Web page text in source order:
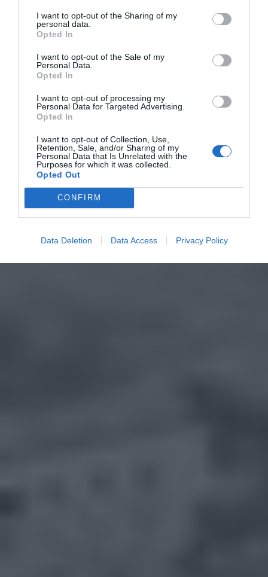
I want to opt-out of the Sharing of my
personal data.
Opted In
I want to opt-out of the Sale of my
Personal Data.
Opted In
I want to opt-out of processing my
Personal Data for Targeted Advertising.
Opted In
I want to opt-out of Collection, Use,
Retention, Sale, and/or Sharing of my
Personal Data that Is Unrelated with the
Purposes for which it was collected.
Opted Out
CONFIRM
Data Deletion Data Access Privacy Policy